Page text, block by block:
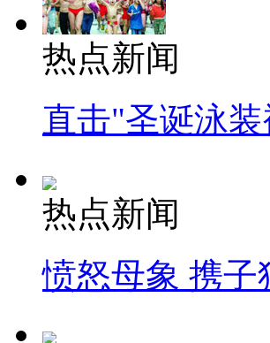
热点新闻
直击"圣诞泳
热点新闻
愤怒母象 携子